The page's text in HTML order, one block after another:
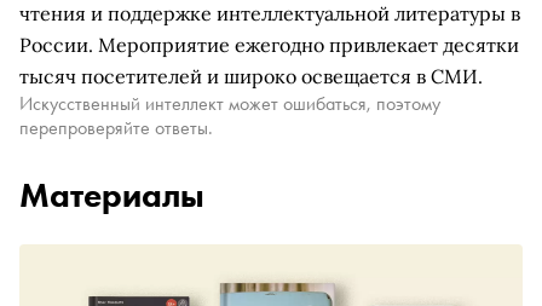
чтения и поддержке интеллектуальной литературы в
России. Мероприятие ежегодно привлекает десятки
тысяч посетителей и широко освещается в СМИ.
Искусственный интеллект может ошибаться, поэтому
перепроверяйте ответы.
Материалы